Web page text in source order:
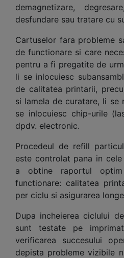
demagnetizare,
desfundare sau tratare cu
Cartuselor fara probleme
de functionare si care
pentru a fi pregatite de
li se inlocuiesc
de calitatea printarii,
si lamela de curatare, li se
se inlocuiesc chip-urile
dpdv. electronic.
Procedeul de refill
este controlat pana in
a obtine raportul
functionare: calitatea
per ciclu si asigurarea
Dupa incheierea ciclului
sunt testate pe
verificarea succesului
depista probleme vizibile